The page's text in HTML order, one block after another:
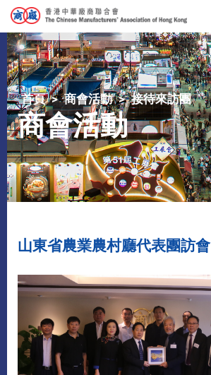
首頁 商會活動 接待來訪團
商會活動
山東省農業農村廳代表團訪會